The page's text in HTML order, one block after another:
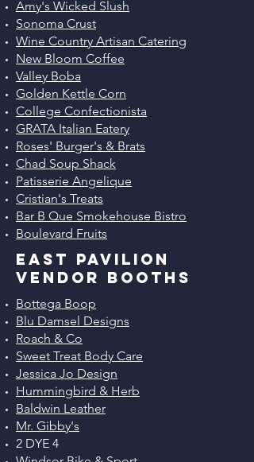
Amy's Wicked Slush
Sonoma Crust
Wine Country Artisan Catering
New Bloom Coffee
Valley Boba
Golden Kettle Corn
College Confectionista
GRATA Italian Eatery
Roses' Burger's & Brats
Chad Soup Shack
Patisserie Angelique
Cristian's Treats
Bar B Que Smokehouse Bistro
Boulevard Fruits
EAST PAVILION
vendor Booths
Bottega Boop
Blu Damsel Designs
Roach & Co
Sweet Treat Body Care
Jessica Jo Design
Hummingbird & Herb
Baldwin Leather
Mr. Gibby's
2 DYE 4